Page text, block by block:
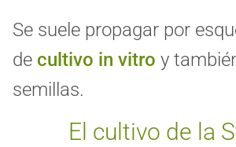
Se suele propagar por
de cultivo in vitro y
semillas.
El cultivo de la